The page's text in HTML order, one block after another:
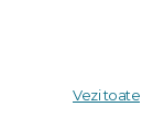
Textele
mici. Ideal
Vezi toate